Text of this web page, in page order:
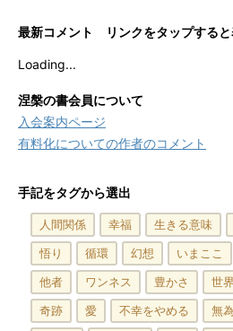
最新コメント リンクをタップすると
Loading...
涅槃の書会員について
入会案内ページ
有料化についての作者のコメント
手記をタグから選出
人間関係 幸福 生きる意味
悟り
循環 幻想 いまここ
他者
ワンネス 豊かさ 世界
奇跡
愛 不幸をやめる 無